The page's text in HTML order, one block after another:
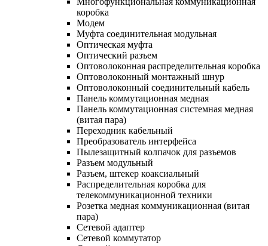
коробка
Модем
Муфта соединительная модульная
Оптическая муфта
Оптический разъем
Оптоволоконная распределительная коробка
Оптоволоконный монтажный шнур
Оптоволоконный соединительный кабель
Панель коммутационная медная
Панель коммутационная системная медная
(витая пара)
Переходник кабельный
Преобразователь интерфейса
Пылезащитный колпачок для разъемов
Разъем модульный
Разъем, штекер коаксиальный
Распределительная коробка для
телекоммуникационной техники
Розетка медная коммуникационная (витая
пара)
Сетевой адаптер
Сетевой коммутатор